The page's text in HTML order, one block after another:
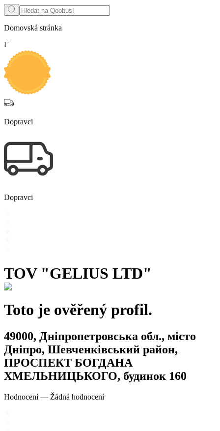
Domovská stránka
Г
Dopravci
Dopravci
TOV "GELIUS LTD"
Toto je ověřený profil.
49000, Дніпропетровська обл., місто
Дніпро, Шевченківський район,
ПРОСПЕКТ БОГДАНА
ХМЕЛЬНИЦЬКОГО, будинок 160
Hodnocení— Žádná hodnocení